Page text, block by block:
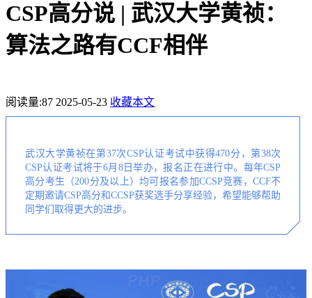
CSP高分说 | 武汉大学黄祯：
算法之路有CCF相伴
阅读量:87 2025-05-23 收藏本文
武汉大学黄祯在第37次CSP认证考试中获得470分，第38次
CSP认证考试将于6月8日举办，报名正在进行中。每年CSP
高分考生（200分及以上）均可报名参加CCSP竞赛，CCF不
定期邀请CSP高分和CCSP获奖选手分享经验，希望能够帮助
同学们取得更大的进步。